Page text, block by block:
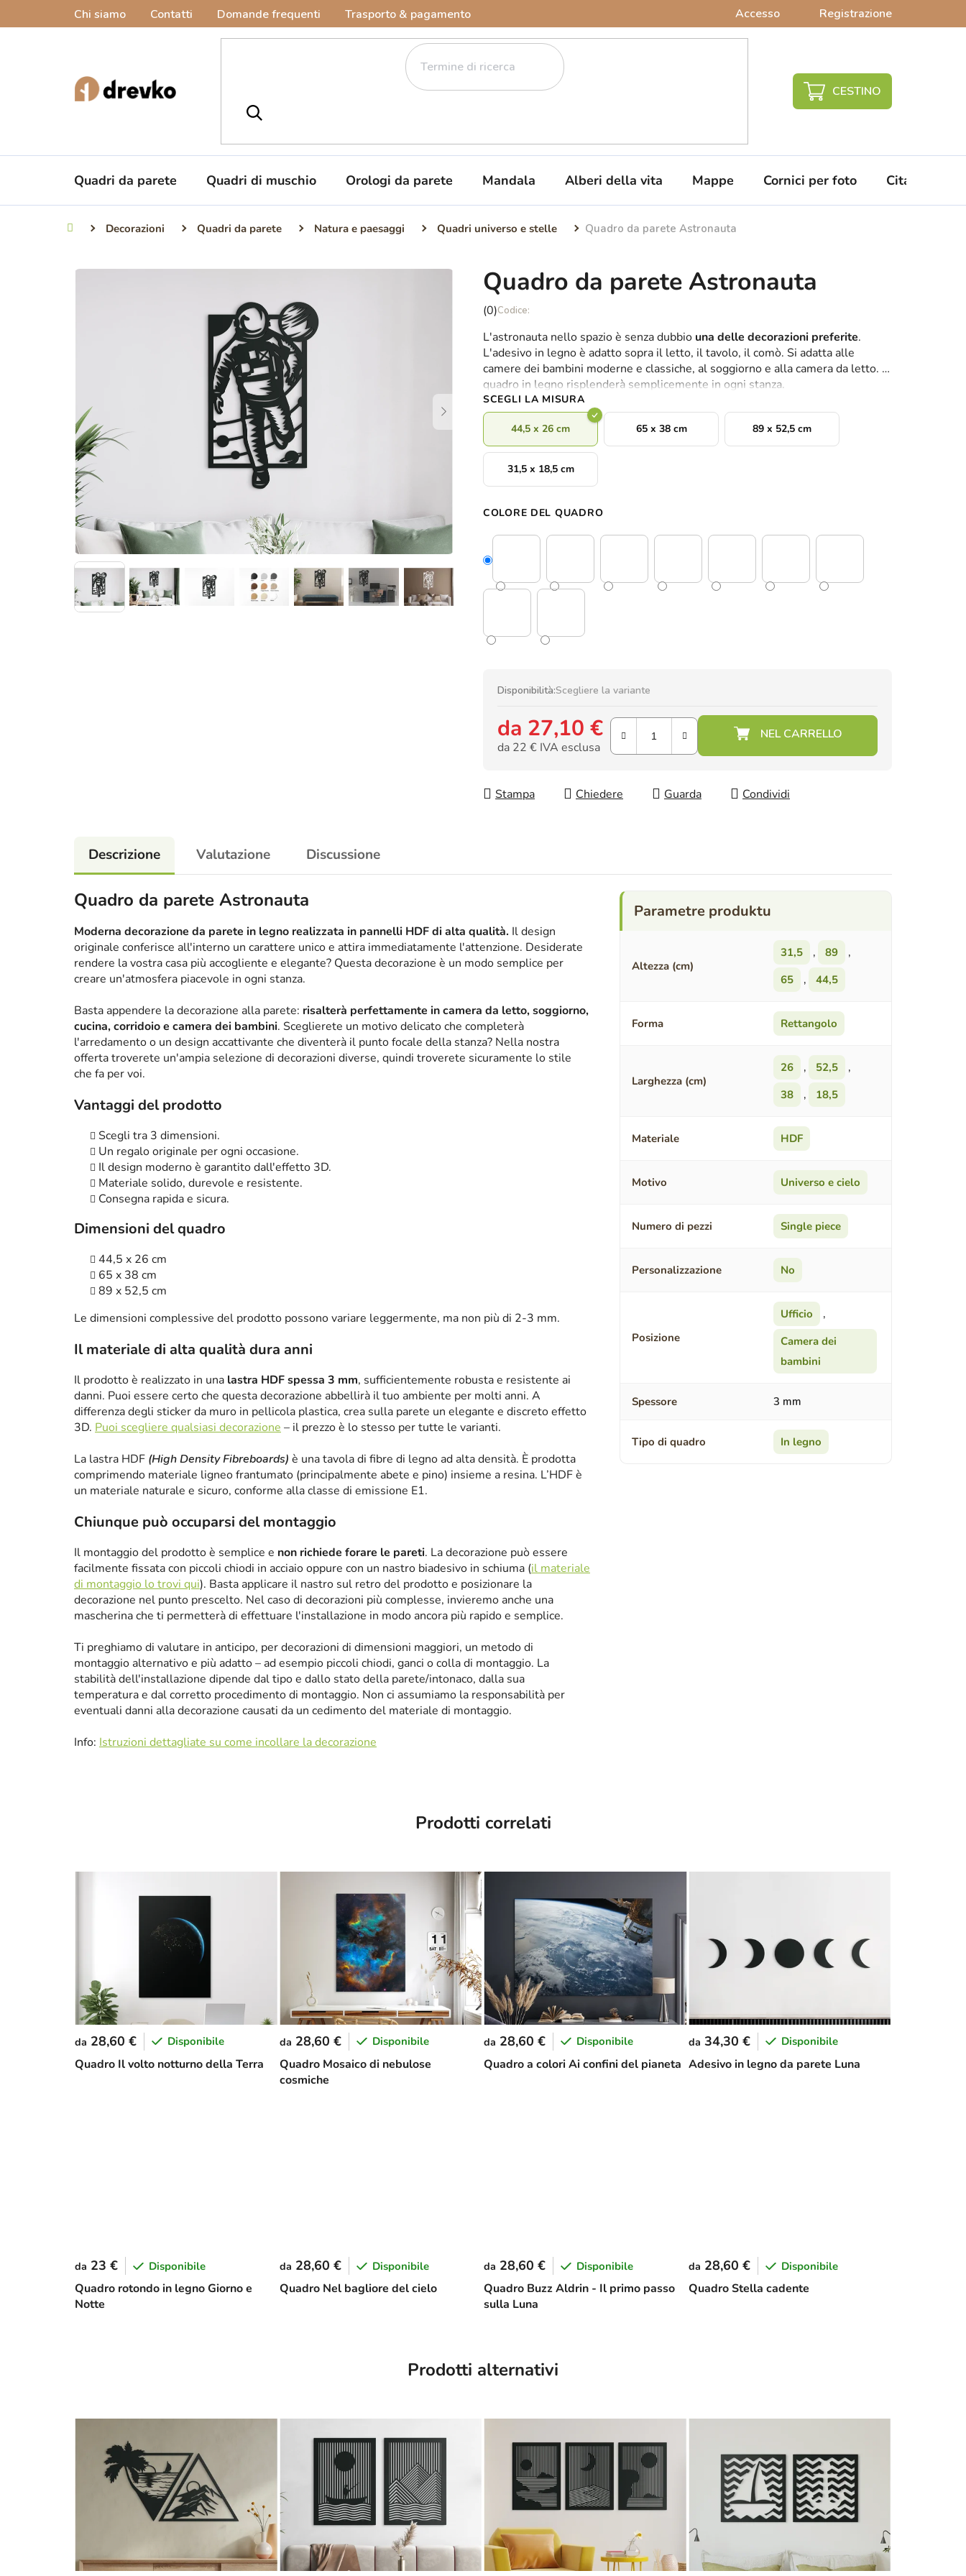
Chi siamo Contatti Domande frequenti Trasporto & pagamento Accesso Registrazione
CARRELLO
SPESA
Quadri da parete Quadri di muschio Orologi da parete Mandala Alberi della vita Mappe Cornici per foto Citazioni da
Casa Decorazioni Quadri da parete Natura e paesaggi Quadri universo e stelle Quadro da parete Astronauta
Quadro da parete Astronauta
La
media
del
prodotto
è
0,0
su
stelle.
(0)
L'astronauta nello spazio è senza dubbio una delle decorazioni preferite.
L'adesivo in legno è adatto sopra il letto, il tavolo, il comò. Si adatta alle
camere dei bambini moderne e classiche, al soggiorno e alla camera da letto. Il
quadro in legno risplenderà semplicemente in ogni stanza.
SCEGLI LA MISURA
44,5 x 26 cm 65 x 38 cm 89 x 52,5 cm
31,5 x 18,5 cm
COLORE DEL QUADRO
Disponibilità:Scegliere la variante
da 27,10 €
da 22 € IVA esclusa
Stampa
Chiedere Guarda Condividi
Descrizione Valutazione Discussione
Quadro da parete Astronauta
Moderna decorazione da parete in legno realizzata in pannelli HDF di alta qualità. Il design
originale conferisce all'interno un carattere unico e attira immediatamente l'attenzione. Desiderate
rendere la vostra casa più accogliente e elegante? Questa decorazione è un modo semplice per
creare un'atmosfera piacevole in ogni stanza.
Basta appendere la decorazione alla parete: risalterà perfettamente in camera da letto, soggiorno,
cucina, corridoio e camera dei bambini. Sceglierete un motivo delicato che completerà
l'arredamento o un design accattivante che diventerà il punto focale della stanza? Nella nostra
offerta troverete un'ampia selezione di decorazioni diverse, quindi troverete sicuramente lo stile
che fa per voi.
Vantaggi del prodotto
Scegli tra 3 dimensioni.
Un regalo originale per ogni occasione.
Il design moderno è garantito dall'effetto 3D.
Materiale solido, durevole e resistente.
Consegna rapida e sicura.
Dimensioni del quadro
44,5 x 26 cm
65 x 38 cm
89 x 52,5 cm
Le dimensioni complessive del prodotto possono variare leggermente, ma non più di 2-3 mm.
Il materiale di alta qualità dura anni
Il prodotto è realizzato in una lastra HDF spessa 3 mm, sufficientemente robusta e resistente ai
danni. Puoi essere certo che questa decorazione abbellirà il tuo ambiente per molti anni. A
differenza degli sticker da muro in pellicola plastica, crea sulla parete un elegante e discreto effetto
3D. Puoi scegliere qualsiasi decorazione – il prezzo è lo stesso per tutte le varianti.
La lastra HDF (High Density Fibreboards) è una tavola di fibre di legno ad alta densità. È prodotta
comprimendo materiale ligneo frantumato (principalmente abete e pino) insieme a resina. L’HDF è
un materiale naturale e sicuro, conforme alla classe di emissione E1.
Chiunque può occuparsi del montaggio
Il montaggio del prodotto è semplice e non richiede forare le pareti. La decorazione può essere
facilmente fissata con piccoli chiodi in acciaio oppure con un nastro biadesivo in schiuma (il materiale
di montaggio lo trovi qui). Basta applicare il nastro sul retro del prodotto e posizionare la
decorazione nel punto prescelto. Nel caso di decorazioni più complesse, invieremo anche una
mascherina che ti permetterà di effettuare l'installazione in modo ancora più rapido e semplice.
Ti preghiamo di valutare in anticipo, per decorazioni di dimensioni maggiori, un metodo di
montaggio alternativo e più adatto – ad esempio piccoli chiodi, ganci o colla di montaggio. La
stabilità dell'installazione dipende dal tipo e dallo stato della parete/intonaco, dalla sua
temperatura e dal corretto procedimento di montaggio. Non ci assumiamo la responsabilità per
eventuali danni alla decorazione causati da un cedimento del materiale di montaggio.
Info: Istruzioni dettagliate su come incollare la decorazione
Altezza (cm)
31,5 , 89
,
65
, 44,5
Forma Rettangolo
Larghezza (cm)
26 , 52,5
,
38
, 18,5
Materiale HDF
Motivo Universo e cielo
Numero di pezzi Single piece
Personalizzazione No
Posizione
Ufficio
,
Camera dei
bambini
Spessore 3 mm
Tipo di quadro In legno
Prodotti correlati
Quadro Il volto notturno della Terra
da 28,60 € Disponibile
Quadro Mosaico di nebulose
cosmiche
da 28,60 € Disponibile
Quadro a colori Ai confini del pianeta
da 28,60 € Disponibile
Adesivo in legno da parete Luna
da 34,30 € Disponibile
Quadro rotondo in legno Giorno e
Notte
da 23 € Disponibile
Quadro Nel bagliore del cielo
da 28,60 € Disponibile
Quadro Buzz Aldrin - Il primo passo
sulla Luna
da 28,60 € Disponibile
Quadro Stella cadente
da 28,60 € Disponibile
Prodotti alternativi